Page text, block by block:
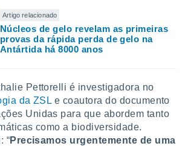
Artigo relacionado
Núcleos de gelo revelam as primeiras
provas da rápida perda de gelo na
Antártida há 8000 anos
Pettorelli é investigadora no
da ZSL e coautora do documento
Unidas para que abordem tanto
como a biodiversidade.
“Precisamos urgentemente de uma